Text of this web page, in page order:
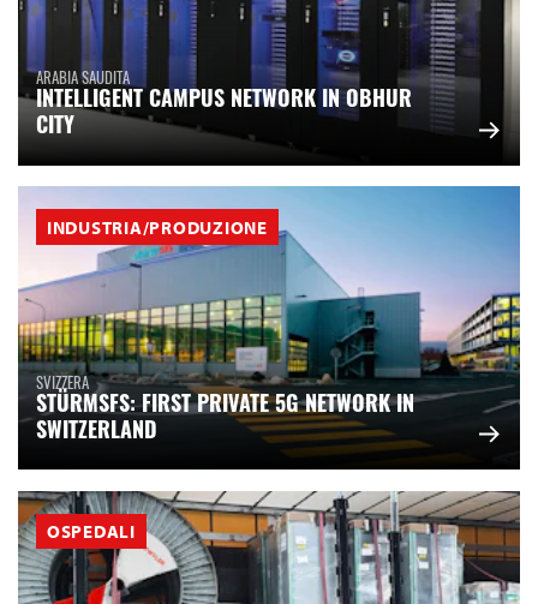
ARABIA SAUDITA
INTELLIGENT CAMPUS NETWORK IN OBHUR
CITY
INDUSTRIA/PRODUZIONE
SVIZZERA
STÜRMSFS: FIRST PRIVATE 5G NETWORK IN
SWITZERLAND
OSPEDALI